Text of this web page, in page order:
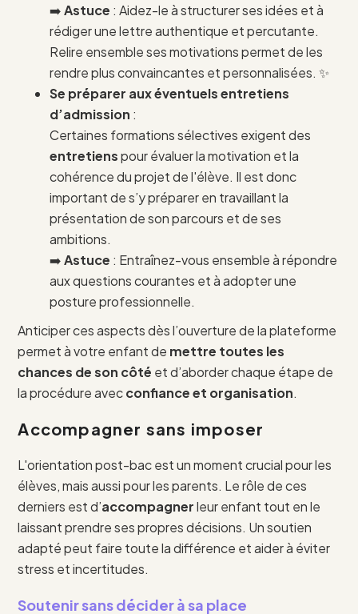
➡️Astuce : Aidez-le à structurer ses idées et à
rédiger une lettre authentique et percutante.
Relire ensemble ses motivations permet de les
rendre plus convaincantes et personnalisées. ✨
Se préparer aux éventuels entretiens
d’admission :
Certaines formations sélectives exigent des
entretienspour évaluer la motivation et la
cohérence du projet de l'élève. Il est donc
important de s’y préparer en travaillant la
présentation de son parcours et de ses
ambitions.
➡️Astuce : Entraînez-vous ensemble à répondre
aux questions courantes et à adopter une
posture professionnelle.
Anticiper ces aspects dès l’ouverture de la plateforme
permet à votre enfant de mettre toutes les
chances de son côté et d’aborder chaque étape de
la procédure avecconfiance et organisation.
Accompagner sans imposer
L'orientation post-bac est un moment crucial pour les
élèves, mais aussi pour les parents. Le rôle de ces
derniers est d’accompagnerleur enfant tout en le
laissant prendre ses propres décisions. Un soutien
adapté peut faire toute la différence et aider à éviter
stress et incertitudes.
Soutenir sans décider à sa place